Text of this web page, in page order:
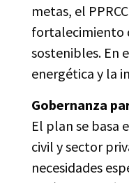
metas, el
fortalecimiento
sostenibles. En
energética y la
Gobernanza
El plan se basa
civil y sector
necesidades